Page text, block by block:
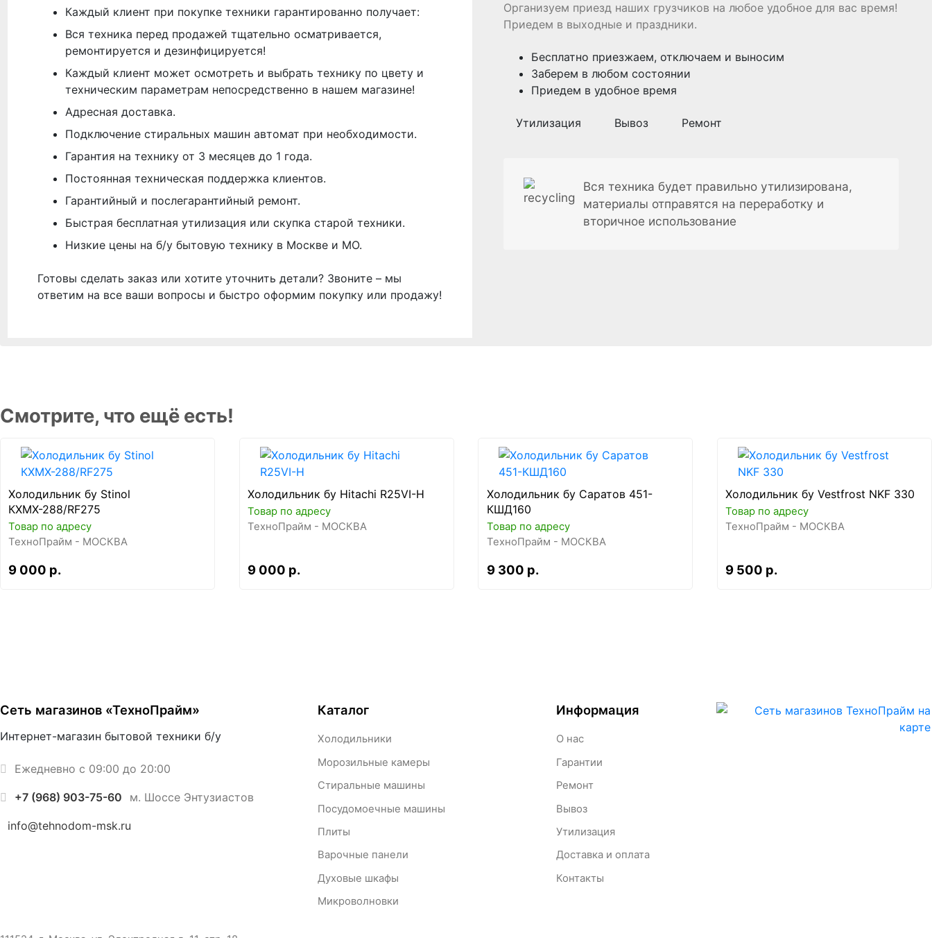
Каждый клиент при покупке техники гарантированно получает:
Вся техника перед продажей тщательно осматривается,
ремонтируется и дезинфицируется!
Каждый клиент может осмотреть и выбрать технику по цвету и
техническим параметрам непосредственно в нашем магазине!
Адресная доставка.
Подключение стиральных машин автомат при необходимости.
Гарантия на технику от 3 месяцев до 1 года.
Постоянная техническая поддержка клиентов.
Гарантийный и послегарантийный ремонт.
Быстрая бесплатная утилизация или скупка старой техники.
Низкие цены на б/у бытовую технику в Москве и МО.
Готовы сделать заказ или хотите уточнить детали? Звоните – мы
ответим на все ваши вопросы и быстро оформим покупку или продажу!
Организуем приезд наших грузчиков на любое удобное для вас время!
Приедем в выходные и праздники.
Бесплатно приезжаем, отключаем и выносим
Заберем в любом состоянии
Приедем в удобное время
Утилизация Вывоз Ремонт
Вся техника будет правильно утилизирована,
материалы отправятся на переработку и
вторичное использование
Смотрите, что ещё есть!
Холодильник бу Stinol
КХМХ-288/RF275
Товар по адресу
ТехноПрайм - МОСКВА
9 000 р.
Холодильник бу Hitachi R25VI-H
Товар по адресу
ТехноПрайм - МОСКВА
9 000 р.
Холодильник бу Саратов 451-
КШД160
Товар по адресу
ТехноПрайм - МОСКВА
9 300 р.
Холодильник бу Vestfrost NKF 330
Товар по адресу
ТехноПрайм - МОСКВА
9 500 р.
Сеть магазинов «ТехноПрайм»
Интернет-магазин бытовой техники б/у
Ежедневно с 09:00 до 20:00
+7 (968) 903-75-60 м. Шоссе Энтузиастов
info@tehnodom-msk.ru
Каталог
Холодильники
Морозильные камеры
Стиральные машины
Посудомоечные машины
Плиты
Варочные панели
Духовые шкафы
Микроволновки
Информация
О нас
Гарантии
Ремонт
Вывоз
Утилизация
Доставка и оплата
Контакты